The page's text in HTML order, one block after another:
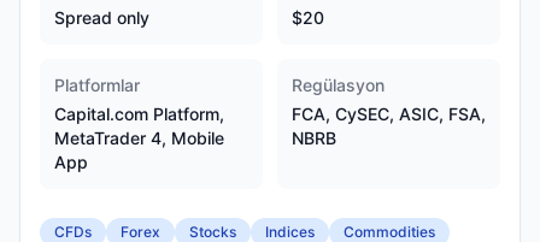
Spread only
$20
Platformlar
Capital.com Platform,
MetaTrader 4, Mobile
App
Regülasyon
FCA, CySEC, ASIC, FSA,
NBRB
CFDs Forex Stocks Indices
Commodities